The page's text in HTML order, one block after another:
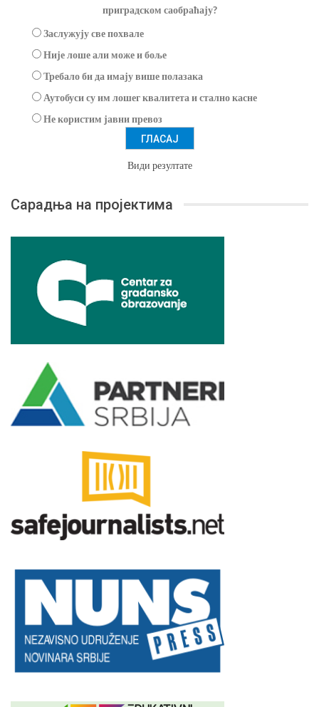
приградском саобраћају?
Заслужују све похвале
Није лоше али може и боље
Требало би да имају више полазака
Аутобуси су им лошег квалитета и стално касне
Не користим јавни превоз
Види резултате
Сарадња на пројектима